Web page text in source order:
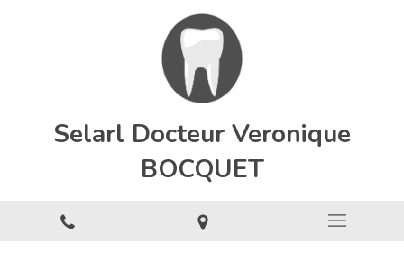
Selarl Docteur Veronique
BOCQUET